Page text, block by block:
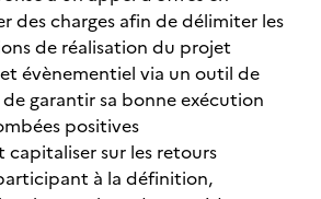
des charges afin de délimiter les
de réalisation du projet
évènementiel via un outil de
garantir sa bonne exécution
positives
capitaliser sur les retours
à la définition,